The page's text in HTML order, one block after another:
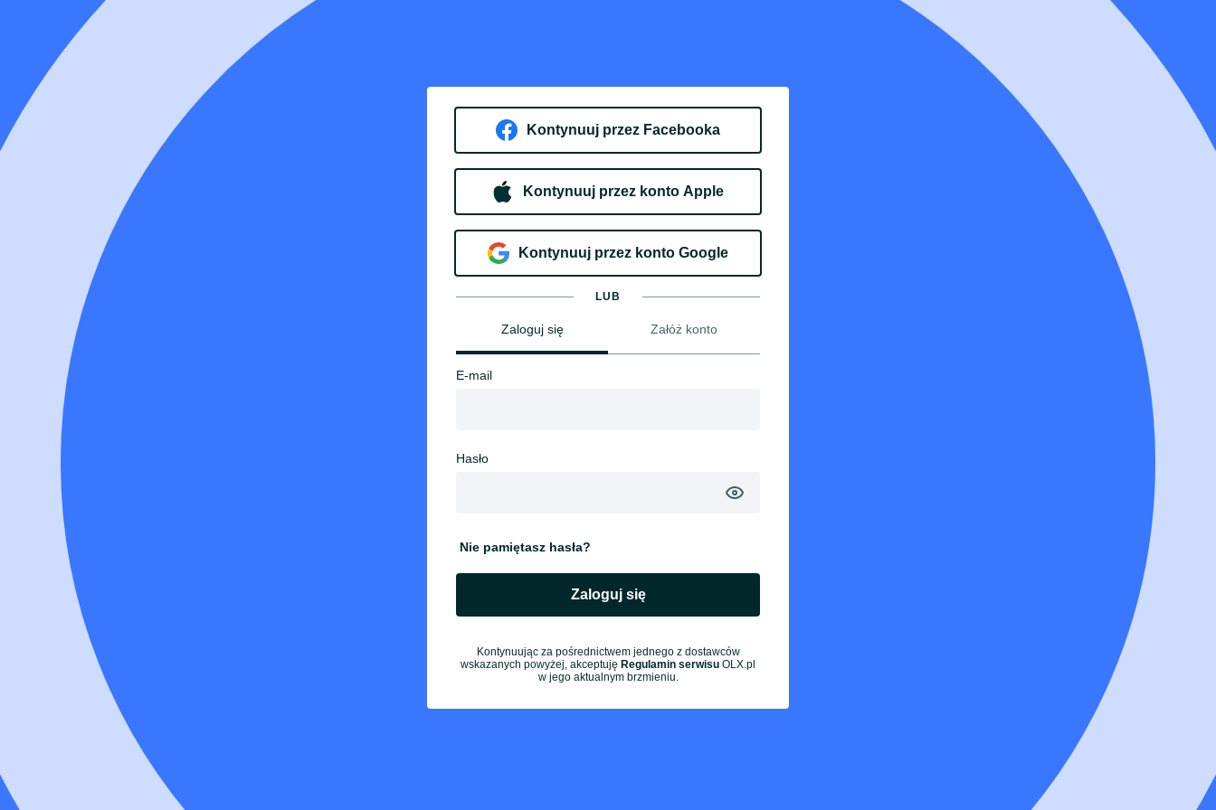
Kontynuuj przez Facebooka
Kontynuuj przez konto Apple
Kontynuuj przez konto Google
LUB
Zaloguj się Załóż konto
E-mail
Hasło
Nie pamiętasz hasła?
Zaloguj się
Kontynuując za pośrednictwem jednego z dostawców
wskazanych powyżej, akceptuję Regulamin serwisu OLX.pl
w jego aktualnym brzmieniu.